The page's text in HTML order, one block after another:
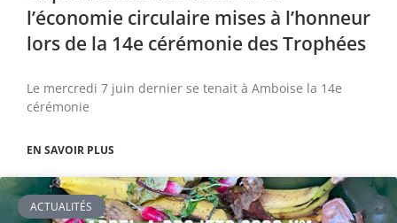
l’économie circulaire mises à l’honneur
lors de la 14e cérémonie des Trophées
Le mercredi 7 juin dernier se tenait à Amboise la 14e
cérémonie
EN SAVOIR PLUS
ACTUALITÉS